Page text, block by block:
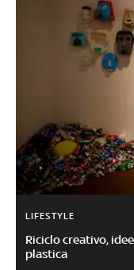
LIFESTYLE
Riciclo creativo,
plastica